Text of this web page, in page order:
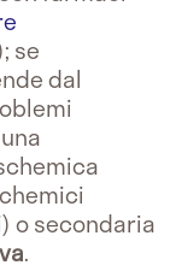
se
dal
o secondaria
.